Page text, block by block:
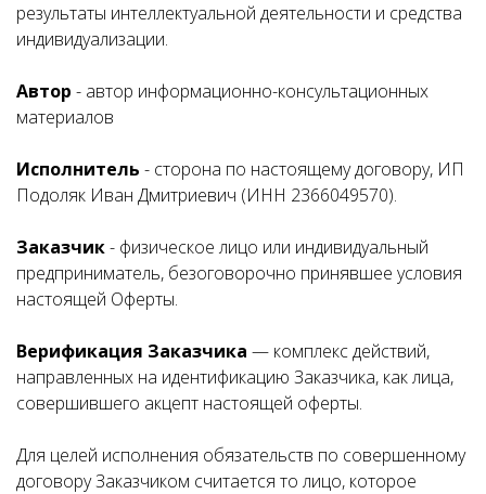
результаты интеллектуальной деятельности и средства
индивидуализации.
Автор - автор информационно-консультационных
материалов
Исполнитель - сторона по настоящему договору, ИП
Подоляк Иван Дмитриевич (ИНН 2366049570).
Заказчик- физическое лицо или индивидуальный
предприниматель, безоговорочно принявшее условия
настоящей Оферты.
Верификация Заказчика — комплекс действий,
направленных на идентификацию Заказчика, как лица,
совершившего акцепт настоящей оферты.
Для целей исполнения обязательств по совершенному
договору Заказчиком считается то лицо, которое